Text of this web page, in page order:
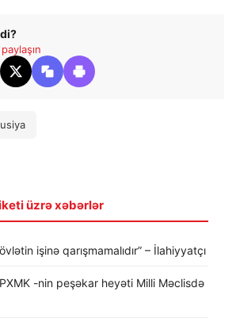
üzrə xəbərlər
işinə qarışmamalıdır” – İlahiyyatçı
-nin peşəkar heyəti Milli Məclisdə